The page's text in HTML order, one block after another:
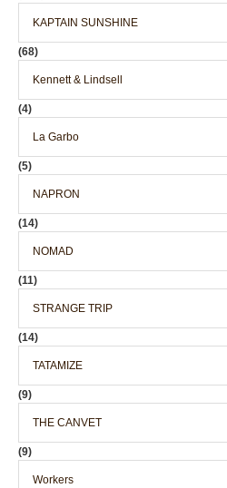
KAPTAIN SUNSHINE
(68)
Kennett & Lindsell
(4)
La Garbo
(5)
NAPRON
(14)
NOMAD
(11)
STRANGE TRIP
(14)
TATAMIZE
(9)
THE CANVET
(9)
Workers